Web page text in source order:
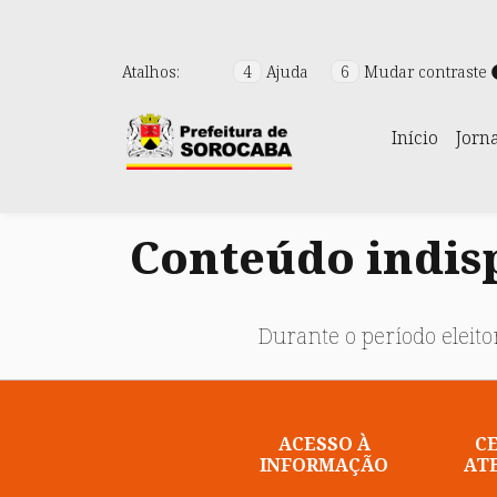
Atalhos: 4 Ajuda 6 Mudar contraste
Início
Conteúdo
Durante o período
ACESSO À
INFORMAÇÃO